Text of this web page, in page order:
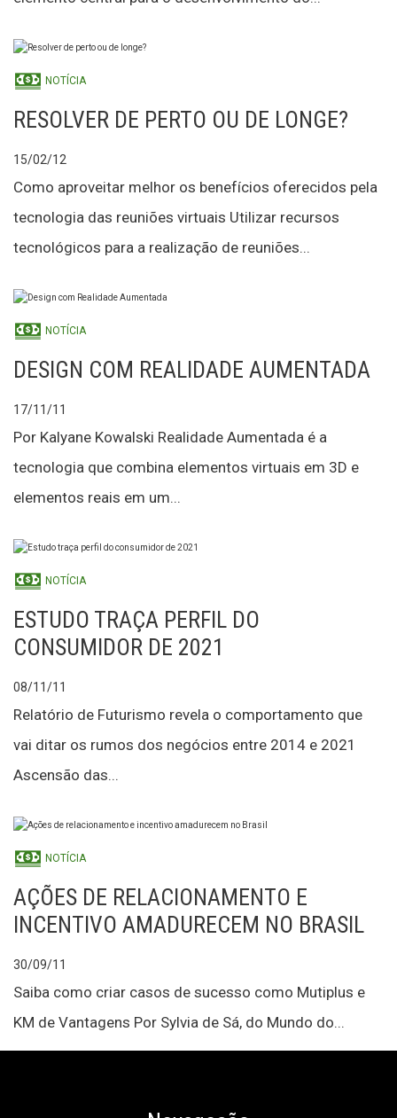
NOTÍCIA
RESOLVER DE PERTO OU DE LONGE?
15/02/12
Como aproveitar melhor os benefícios oferecidos pela
tecnologia das reuniões virtuais Utilizar recursos
tecnológicos para a realização de reuniões...
NOTÍCIA
DESIGN COM REALIDADE AUMENTADA
17/11/11
Por Kalyane Kowalski Realidade Aumentada é a
tecnologia que combina elementos virtuais em 3D e
elementos reais em um...
NOTÍCIA
ESTUDO TRAÇA PERFIL DO
CONSUMIDOR DE 2021
08/11/11
Relatório de Futurismo revela o comportamento que
vai ditar os rumos dos negócios entre 2014 e 2021
Ascensão das...
NOTÍCIA
AÇÕES DE RELACIONAMENTO E
INCENTIVO AMADURECEM NO BRASIL
30/09/11
Saiba como criar casos de sucesso como Mutiplus e
KM de Vantagens Por Sylvia de Sá, do Mundo do...